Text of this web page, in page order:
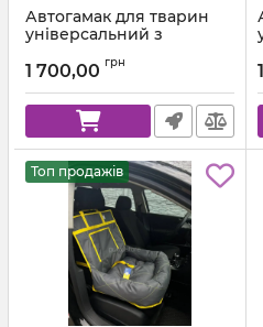
Автогамак для тварин
універсальний з
сірий + Блакитна стропа
1 700,00 грн
Топ продажів